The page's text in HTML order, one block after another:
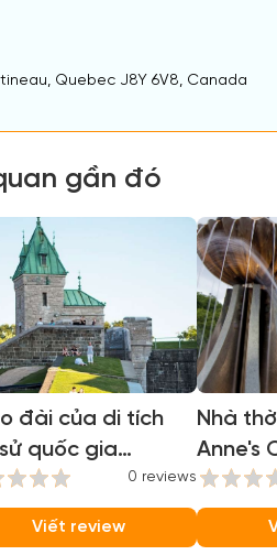
Quebec J8Y 6V8, Canada
gần đó
đài của di tích
sử quốc gia
(Fortifications
National
Site)
0 reviews
Viết review
Nhà
Anne's